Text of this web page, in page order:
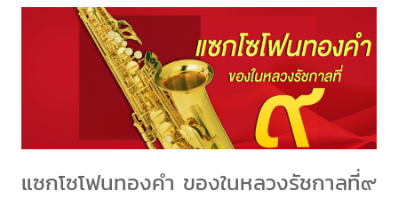
แซกโซโฟนทองคำ ของในหลวงรัชกาลที่๙